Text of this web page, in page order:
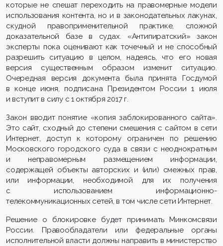
которые не спешат переходить на правомерные модели
использования контента, но и в законодательных лакунах,
скудной правоприменительной практике, сложной
доказательной базе в судах. «Антипиратский» закон
эксперты пока оценивают как точечный и не способный
разрешить ситуацию в целом, надеясь, что его новая
версия существенным образом изменит ситуацию.
Очередная версия документа была принята Госдумой
в конце июня, подписана Президентом России 1 июля
и вступит в силу с 1 октября 2017 г.
Закон вводит понятие «копия заблокированного сайта».
Это сайт, сходный до степени смешения с сайтом в сети
Интернет, доступ к которому ограничен по решению
Московского городского суда в связи с неоднократным
и неправомерным размещением информации,
содержащей объекты авторских и (или) смежных прав,
или информации, необходимой для их получения
с использованием информационно-
телекоммуникационных сетей, в том числе сети Интернет.
Решение о блокировке будет принимать Минкомсвязи
России. Правообладатели или федеральные органы
исполнительной власти должны направить в министерство